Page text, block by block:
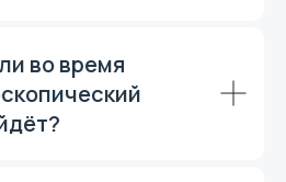
во время